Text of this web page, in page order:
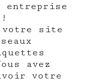
entreprise
votre site
avez
votre